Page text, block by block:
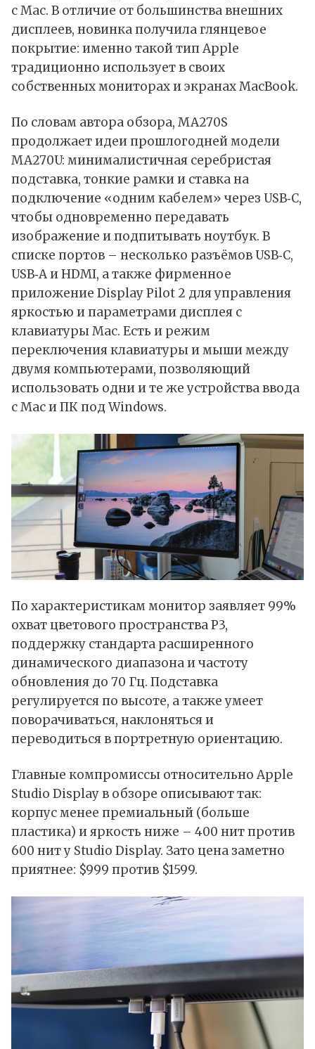
с Mac. В отличие от большинства внешних
дисплеев, новинка получила глянцевое
покрытие: именно такой тип Apple
традиционно использует в своих
собственных мониторах и экранах MacBook.
По словам автора обзора, MA270S
продолжает идеи прошлогодней модели
MA270U: минималистичная серебристая
подставка, тонкие рамки и ставка на
подключение «одним кабелем» через USB‑C,
чтобы одновременно передавать
изображение и подпитывать ноутбук. В
списке портов – несколько разъёмов USB‑C,
USB‑A и HDMI, а также фирменное
приложение Display Pilot 2 для управления
яркостью и параметрами дисплея с
клавиатуры Mac. Есть и режим
переключения клавиатуры и мыши между
двумя компьютерами, позволяющий
использовать одни и те же устройства ввода
с Mac и ПК под Windows.
По характеристикам монитор заявляет 99%
охват цветового пространства P3,
поддержку стандарта расширенного
динамического диапазона и частоту
обновления до 70 Гц. Подставка
регулируется по высоте, а также умеет
поворачиваться, наклоняться и
переводиться в портретную ориентацию.
Главные компромиссы относительно Apple
Studio Display в обзоре описывают так:
корпус менее премиальный (больше
пластика) и яркость ниже – 400 нит против
600 нит у Studio Display. Зато цена заметно
приятнее: $999 против $1599.